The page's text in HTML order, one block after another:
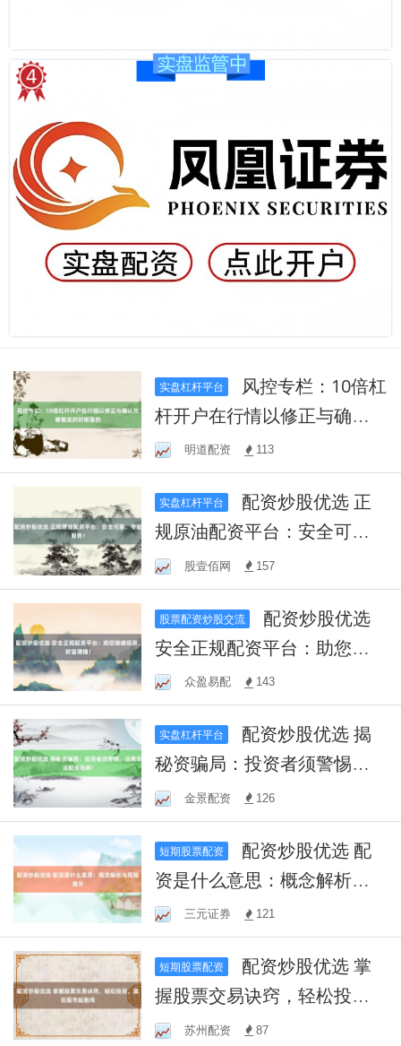
实盘杠杆平台
杆开户在行情以修正与确认
交替推进的时期里的
明道配资 113
实盘杠杆平台
规原油配资平台：安全可
靠，专业服务！
股壹佰网 157
股票配资炒股交流
安全正规配资平台：助您稳
健投资，财富增值！
众盈易配 143
实盘杠杆平台
秘资骗局：投资者须警惕，
远离非法配资陷阱！
金景配资 126
短期股票配资
资是什么意思：概念解析与
风险提示
三元证券 121
短期股票配资
握股票交易诀窍，轻松投
资，赢在股市起跑线
苏州配资 87